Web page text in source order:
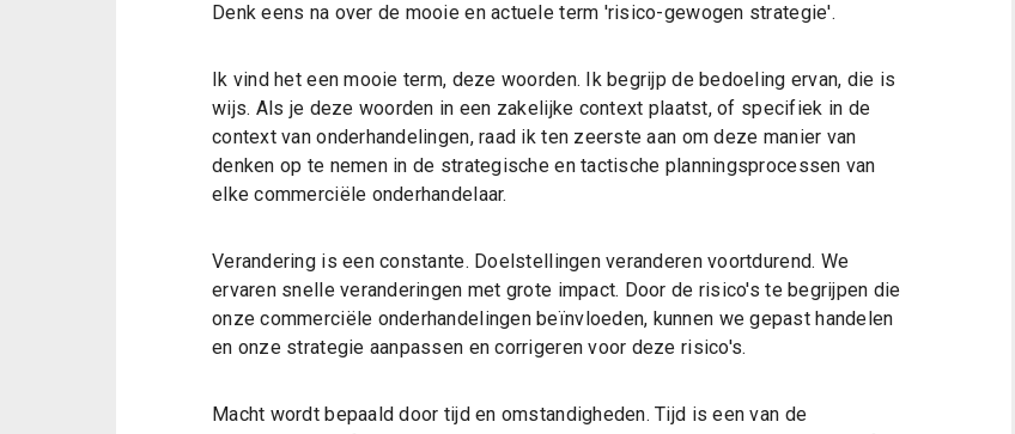
Denk eens na over de mooie en actuele term 'risico-gewogen strategie'.
Ik vind het een mooie term, deze woorden. Ik begrijp de bedoeling ervan, die is
wijs. Als je deze woorden in een zakelijke context plaatst, of specifiek in de
context van onderhandelingen, raad ik ten zeerste aan om deze manier van
denken op te nemen in de strategische en tactische planningsprocessen van
elke commerciële onderhandelaar.
Verandering is een constante. Doelstellingen veranderen voortdurend. We
ervaren snelle veranderingen met grote impact. Door de risico's te begrijpen die
onze commerciële onderhandelingen beïnvloeden, kunnen we gepast handelen
en onze strategie aanpassen en corrigeren voor deze risico's.
Macht wordt bepaald door tijd en omstandigheden. Tijd is een van de